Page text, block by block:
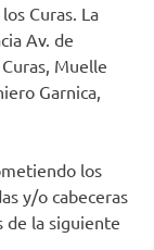
Curas. La
Av. de
Muelle
Garnica,
los
y/o cabeceras
de la siguiente